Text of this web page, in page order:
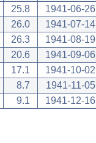
25.8 1941-06-26
26.0 1941-07-14
26.3 1941-08-19
20.6 1941-09-06
17.1 1941-10-02
8.7 1941-11-05
9.1 1941-12-16